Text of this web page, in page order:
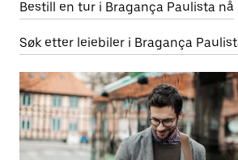
Bestill en tur i Bragança Paulista nå
Søk etter leiebiler i Bragança